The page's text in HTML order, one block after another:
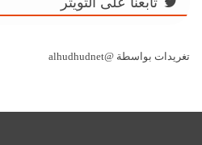
تغريدات بواسطة @alhudhudnet